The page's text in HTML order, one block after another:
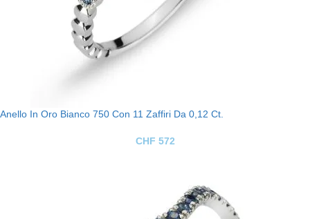
Anello In Oro Bianco 750 Con 11 Zaffiri Da 0,12 Ct.
CHF 572